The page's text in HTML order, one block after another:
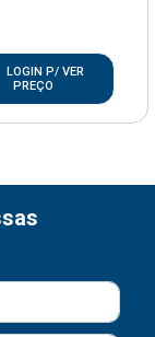
LOGIN P/ VER
PREÇO